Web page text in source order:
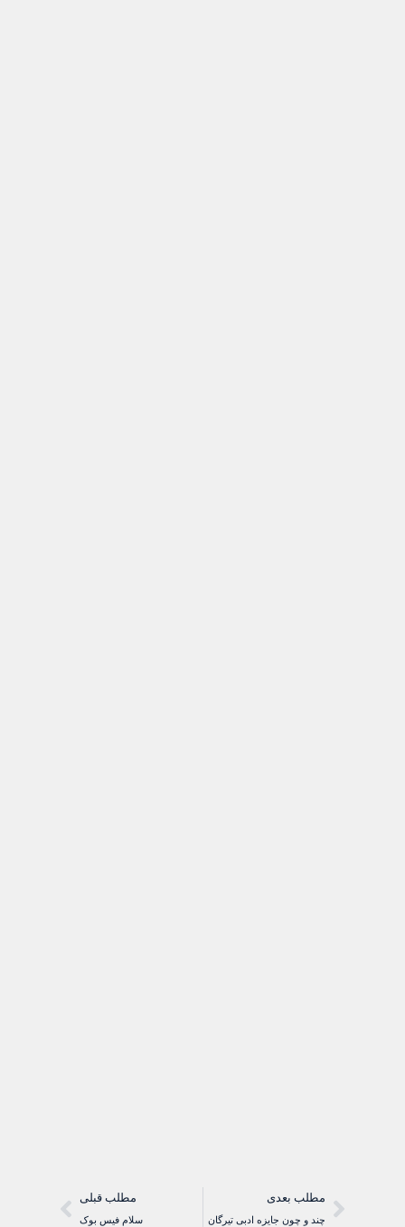
مطلب قبلی
سلام فيس بوک
مطلب بعدی
چند و چون جایزه ادبی تیرگان